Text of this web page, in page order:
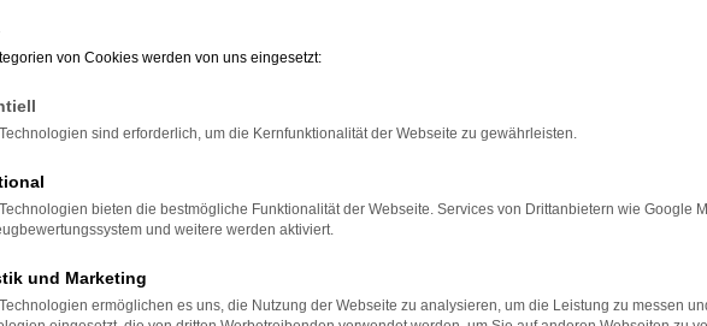
Privatleasing und Finanzierung bei
Du suchst günstige Neuwagen-
THORMANN findest du das
von Cookies werden von uns eingesetzt:
sind erforderlich, um die Kernfunktionalität der Webseite zu gewährleisten.
bieten die bestmögliche Funktionalität der Webseite. Services von Drittanbietern wie Google
und weitere werden aktiviert.
und Marketing
ermöglichen es uns, die Nutzung der Webseite zu analysieren, um die Leistung zu messen